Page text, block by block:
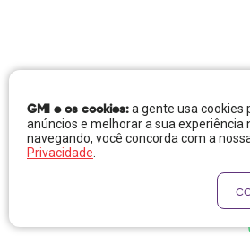
GMI e os cookies:a gente usa cookies
anúncios e melhorar a sua experiência
navegando, você concorda com a
Privacidade